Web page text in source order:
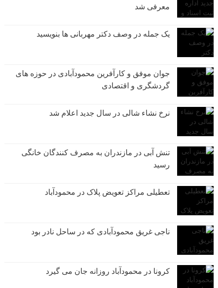
معرفی شد
یک جمله در وصف دکتر مهربانی ها بنویسید
جوان موفق و کارآفرین محمودآبادی در حوزه های
گردشگری و اقتصادی
نرخ نشاء شالی در سال جدید اعلام شد
تنش آبی در مازندران به مصرف كنندگان خانگی
رسيد
تعطیلی مراکز تعویض پلاک در محمودآباد
ناجی غریق محمودآبادی که در ساحل نادر بود
کرونا در محمودآباد روزانه جان می گیرد